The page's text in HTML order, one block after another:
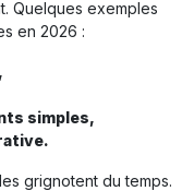
Quelques exemples
en 2026 :
simples,
grignotent du temps.